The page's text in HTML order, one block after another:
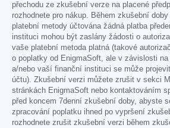
přechodu ze zkušební verze na placené
rozhodnete pro nákup. Během zkušební
platební metody účtována žádná platba
instituci mohou být zaslány žádosti o
vaše platební metoda platná (takové
o poplatky od EnigmaSoft, ale v závislosti
a/nebo vaší finanční instituci se může
účtu). Zkušební verzi můžete zrušit v sekci
stránkách EnigmaSoft nebo kontaktováním
před koncem 7denní zkušební doby, abyste
zpracování poplatku ihned po vypršení
rozhodnete zrušit zkušební verzi během